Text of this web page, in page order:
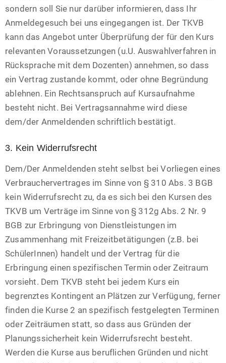
sondern soll Sie nur darüber informieren, dass Ihr
Anmeldegesuch bei uns eingegangen ist. Der TKVB
kann das Angebot unter Überprüfung der für den Kurs
relevanten Voraussetzungen (u.U. Auswahlverfahren in
Rücksprache mit dem Dozenten) annehmen, so dass
ein Vertrag zustande kommt, oder ohne Begründung
ablehnen. Ein Rechtsanspruch auf Kursaufnahme
besteht nicht. Bei Vertragsannahme wird diese
dem/der Anmeldenden schriftlich bestätigt.
3. Kein Widerrufsrecht
Dem/Der Anmeldenden steht selbst bei Vorliegen eines
Verbrauchervertrages im Sinne von § 310 Abs. 3 BGB
kein Widerrufsrecht zu, da es sich bei den Kursen des
TKVB um Verträge im Sinne von § 312g Abs. 2 Nr. 9
BGB zur Erbringung von Dienstleistungen im
Zusammenhang mit Freizeitbetätigungen (z.B. bei
SchülerInnen) handelt und der Vertrag für die
Erbringung einen spezifischen Termin oder Zeitraum
vorsieht. Dem TKVB steht bei jedem Kurs ein
begrenztes Kontingent an Plätzen zur Verfügung, ferner
finden die Kurse 2 an spezifisch festgelegten Terminen
oder Zeiträumen statt, so dass aus Gründen der
Planungssicherheit kein Widerrufsrecht besteht.
Werden die Kurse aus beruflichen Gründen und nicht